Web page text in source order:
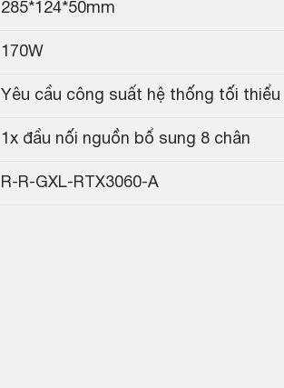
285*124*50mm
170W
Yêu cầu công suất hệ thống tối thiểu
1x đầu nối nguồn bổ sung 8 chân
R-R-GXL-RTX3060-A